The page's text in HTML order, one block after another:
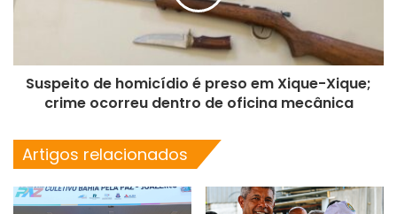
Suspeito de homicídio é preso em Xique-Xique;
crime ocorreu dentro de oficina mecânica
Artigos relacionados